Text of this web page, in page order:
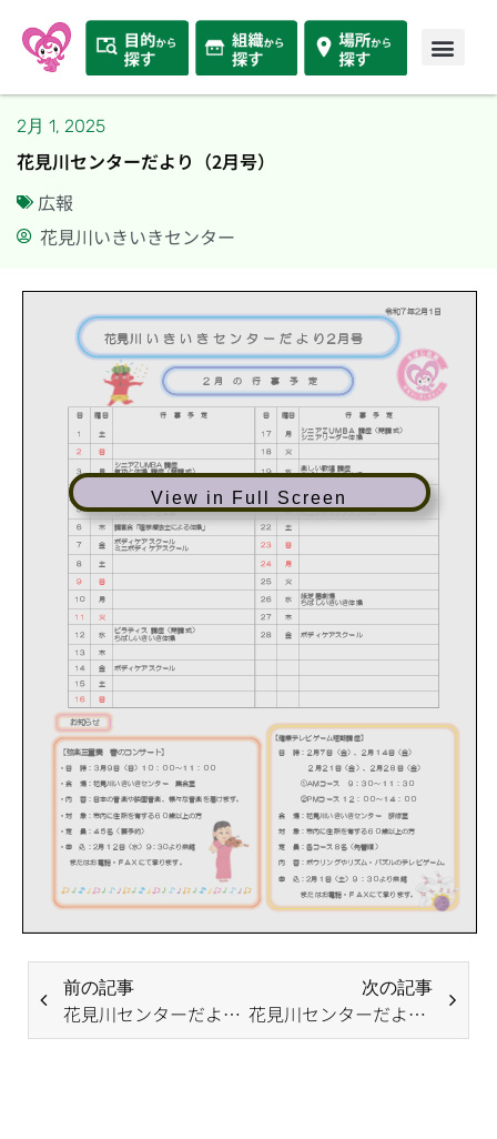
2月 1, 2025
花見川センターだより（2月号）
広報
花見川いきいきセンター
View in Full Screen
前の記事
花見川センターだより（1月号）
次の記事
花見川センターだより（3月号）